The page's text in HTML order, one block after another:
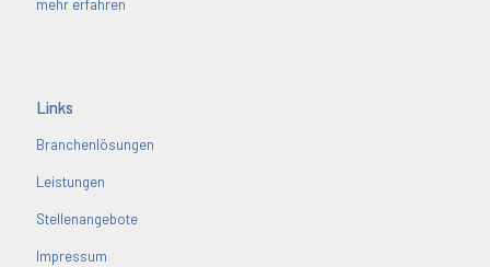
mehr erfahren
Links
Branchenlösungen
Leistungen
Stellenangebote
Impressum